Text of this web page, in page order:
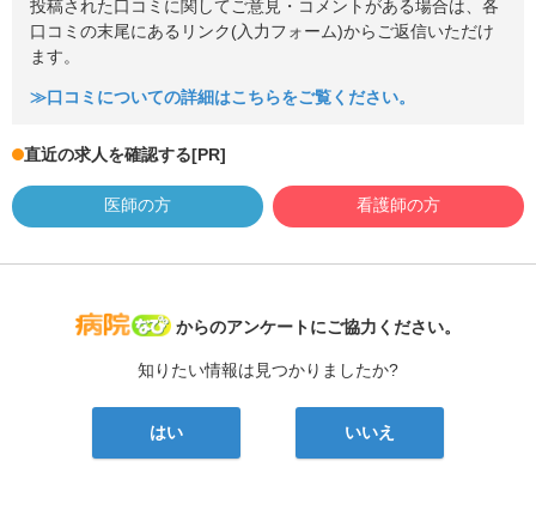
投稿された口コミに関してご意見・コメントがある場合は、各
口コミの末尾にあるリンク(入力フォーム)からご返信いただけ
ます。
≫口コミについての詳細はこちらをご覧ください。
直近の求人を確認する[PR]
医師の方 看護師の方
病院なび
からのアンケートにご協力ください。
知りたい情報は見つかりましたか?
はい いいえ